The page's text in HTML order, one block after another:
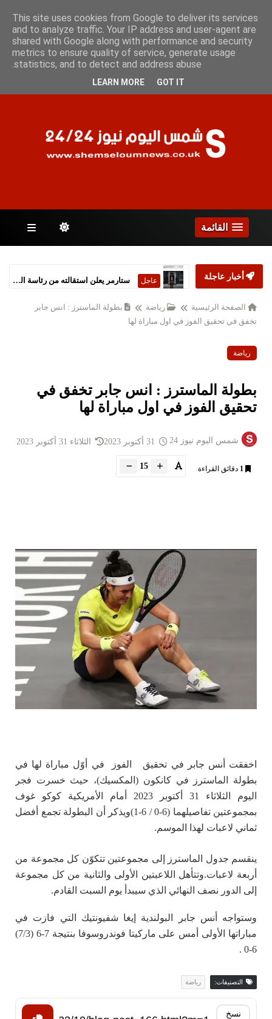
السبت 8 أغسطس 2026
الصفحات
القائمة
أخبار عاجلة عاجل
الصفحة الرئيسية رياضة
بطولة الماسترز : انس جابر
تخفق في تحقيق الفوز في اول مباراة لها
رياضة
بطولة الماسترز : انس جابر تخفق في
تحقيق الفوز في اول مباراة لها
شمس اليوم نيوز 24 الثلاثاء 31 أكتوبر 2023
1 دقائق القراءة 15
اخفقت أنس جابر في تحقيق الفوز في أوّل مباراة لها في
بطولة الماسترز في كانكون (المكسيك)، حيث خسرت فجر
اليوم الثلاثاء 31 أكتوبر 2023 أمام الأمريكية كوكو غوف
بمجموعتين تفاصيلهما (6-0 / 6-1)ويذكر أن البطولة تجمع أفضل
ثماني لاعبات لهذا الموسم.
ينقسم جدول الماسترز إلى مجموعتين تتكوّن كل مجموعة من
أربعة لاعبات.وتتأهل اللاعبتين الأولى والثانية من كل مجموعة
إلى الدور نصف النهائي الذي سيبدأ يوم السبت القادم.
وستواجه أنس جابر البولندية إيغا شفيونتيك التي فازت في
مباراتها الأولى أمس على ماركيتا فوندروسوفا بنتيجة 7-6 (7/3)
6-0 .
التصنيفات: رياضة
نسخ
This site uses cookies from Google to deliver its services
and to analyze traffic. Your IP address and user-agent are
shared with Google along with performance and security
metrics to ensure quality of service, generate usage
statistics, and to detect and address abuse.
LEARN MORE GOT IT